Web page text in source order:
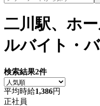
二川駅、ホ
ルバイト・
検索結果2件
平均時給1,386円
正社員